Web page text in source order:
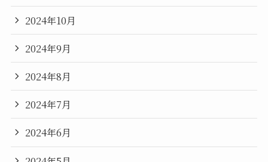
2024年10月
2024年9月
2024年8月
2024年7月
2024年6月